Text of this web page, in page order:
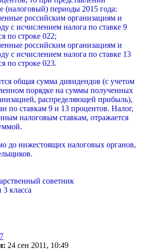
(налоговый) периоды 2015 года:
российским организациям и
с исчислением налога по ставке 9
по строке 022;
российским организациям и
с исчислением налога по ставке 13
по строке 023.
общая сумма дивидендов (с учетом
порядке на суммы полученных
распределяющей прибыль),
по ставкам 9 и 13 процентов. Налог,
налоговым ставкам, отражается
до нижестоящих налоговых органов,
советник
класса
24 сен 2011, 10:49